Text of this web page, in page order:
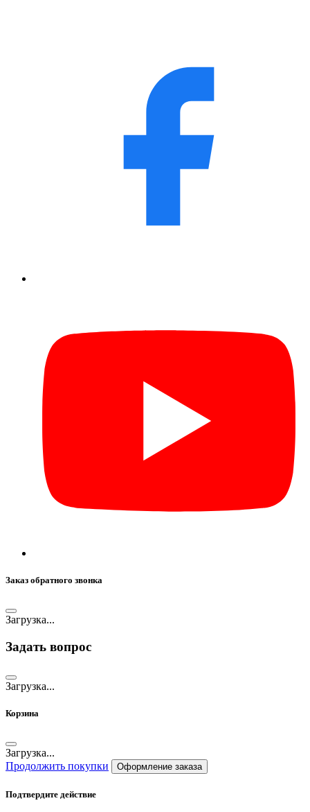
Заказ обратного звонка
Загрузка...
Задать вопрос
Загрузка...
Корзина
Загрузка...
Продолжить покупки
Оформление заказа
Подтвердите действие